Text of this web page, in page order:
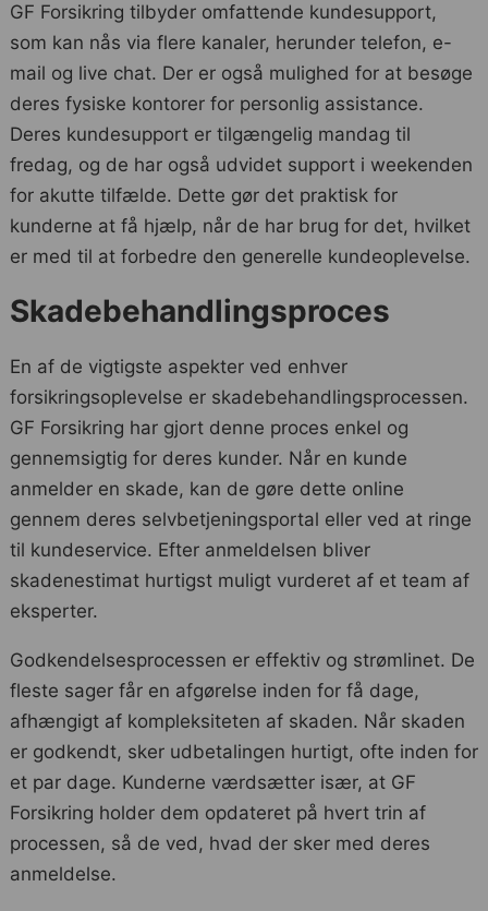
GF Forsikring tilbyder omfattende kundesupport,
som kan nås via flere kanaler, herunder telefon, e-
mail og live chat. Der er også mulighed for at besøge
deres fysiske kontorer for personlig assistance.
Deres kundesupport er tilgængelig mandag til
fredag, og de har også udvidet support i weekenden
for akutte tilfælde. Dette gør det praktisk for
kunderne at få hjælp, når de har brug for det, hvilket
er med til at forbedre den generelle kundeoplevelse.
Skadebehandlingsproces
En af de vigtigste aspekter ved enhver
forsikringsoplevelse er skadebehandlingsprocessen.
GF Forsikring har gjort denne proces enkel og
gennemsigtig for deres kunder. Når en kunde
anmelder en skade, kan de gøre dette online
gennem deres selvbetjeningsportal eller ved at ringe
til kundeservice. Efter anmeldelsen bliver
skadenestimat hurtigst muligt vurderet af et team af
eksperter.
Godkendelsesprocessen er effektiv og strømlinet. De
fleste sager får en afgørelse inden for få dage,
afhængigt af kompleksiteten af skaden. Når skaden
er godkendt, sker udbetalingen hurtigt, ofte inden for
et par dage. Kunderne værdsætter især, at GF
Forsikring holder dem opdateret på hvert trin af
processen, så de ved, hvad der sker med deres
anmeldelse.